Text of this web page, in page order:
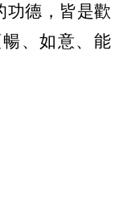
功德，皆是歡
、如意、能